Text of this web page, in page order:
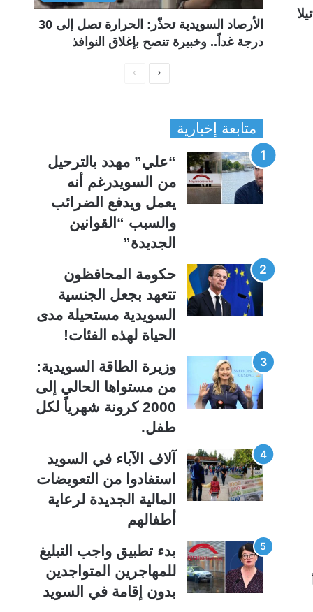
الأرصاد السويدية تحذّر: الحرارة تصل إلى 30
درجة غداً.. وخبيرة تنصح بإغلاق النوافذ
ة
ا
ل
س
ا
ا
ل
ت
ا
ة
متابعة إخبارية
“علي” مهدد بالترحيل
من السويدرغم أنه
يعمل ويدفع الضرائب
والسبب “القوانين
الجديدة”
حكومة المحافظون
تتعهد بجعل الجنسية
السويدية مستحيلة مدى
الحياة لهذه الفئات!
وزيرة الطاقة السويدية:
من مستواها الحالي إلى
2000 كرونة شهرياً لكل
طفل.
آلاف الآباء في السويد
استفادوا من التعويضات
المالية الجديدة لرعاية
أطفالهم
بدء تطبيق واجب التبليغ
للمهاجرين المتواجدين
بدون إقامة في السويد